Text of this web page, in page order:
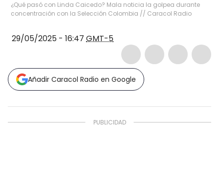
¿Qué pasó con Linda Caicedo? Mala noticia la golpea durante
concentración con la Selección Colombia // Caracol Radio
29/05/2025 - 16:47 GMT-5
Añadir Caracol Radio en Google